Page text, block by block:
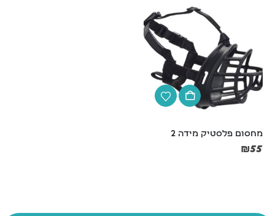
מחסום פלסטיק מידה 2
₪55